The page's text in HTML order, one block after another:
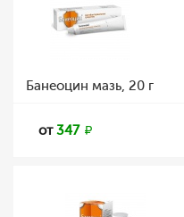
Банеоцин мазь, 20 г
от347